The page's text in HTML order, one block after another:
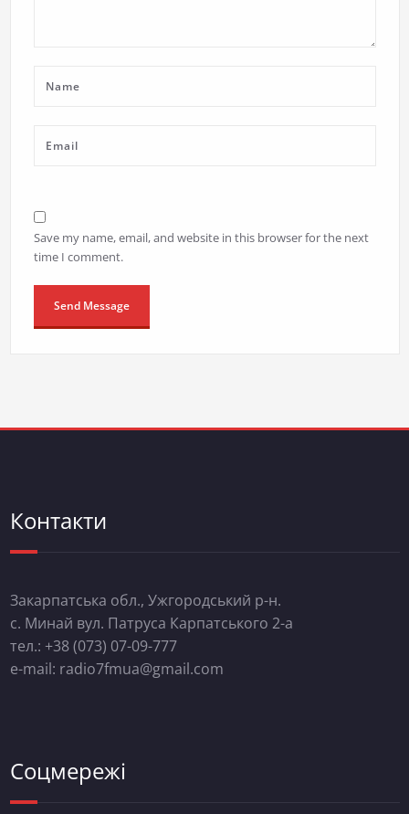
Save my name, email, and website in this browser for the next
time I comment.
Контакти
Закарпатська обл., Ужгородський р-н.
с. Минай вул. Патруса Карпатського 2-а
тел.: +38 (073) 07-09-777
e-mail: radio7fmua@gmail.com
Соцмережі